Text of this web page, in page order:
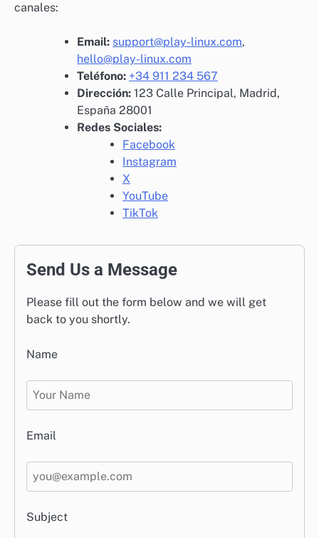
canales:
Email: support@play-linux.com,
hello@play-linux.com
Teléfono: +34 911 234 567
Dirección: 123 Calle Principal, Madrid,
España 28001
Redes Sociales:
Facebook
Instagram
X
YouTube
TikTok
Send Us a Message
Please fill out the form below and we will get
back to you shortly.
Name
Email
Subject